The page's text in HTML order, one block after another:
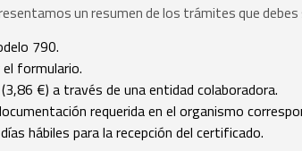
un resumen de los trámites que
790.
formulario.
€) a través de una entidad colaboradora.
requerida en el organismo
hábiles para la recepción del certificado.